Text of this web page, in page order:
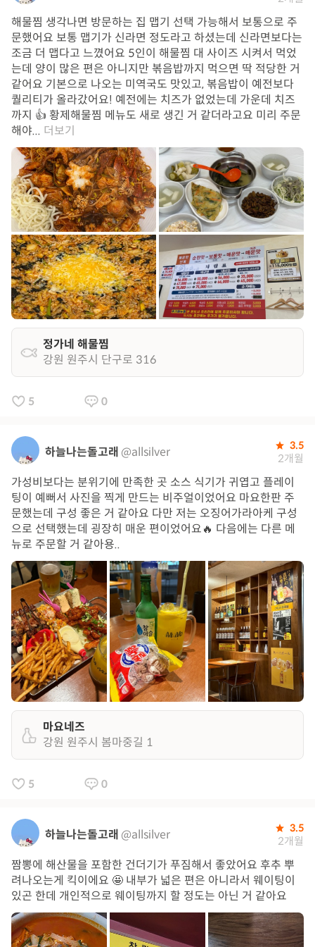
해물찜 생각나면 방문하는 집 맵기 선택 가능해서 보통으로 주
문했어요 보통 맵기가 신라면 정도라고 하셨는데 신라면보다는
조금 더 맵다고 느꼈어요 5인이 해물찜 대 사이즈 시켜서 먹었
는데 양이 많은 편은 아니지만 볶음밥까지 먹으면 딱 적당한 거
같어요 기본으로 나오는 미역국도 맛있고, 볶음밥이 예전보다
퀄리티가 올라갔어요! 예전에는 치즈가 없었는데 가운데 치즈
까지 👍 황제해물찜 메뉴도 새로 생긴 거 같더라고요 미리 주문
해야... 더보기
정가네 해물찜
강원 원주시 단구로 316
5 0
하늘나는돌고래 @allsilver 3.5
2개월
가성비보다는 분위기에 만족한 곳 소스 식기가 귀엽고 플레이
팅이 예뻐서 사진을 찍게 만드는 비주얼이었어요 마요한판 주
문했는데 구성 좋은 거 같아요 다만 저는 오징어가라아케 구성
으로 선택했는데 굉장히 매운 편이었어요🔥 다음에는 다른 메
뉴로 주문할 거 같아용..
마요네즈
강원 원주시 봄마중길 1
5 0
하늘나는돌고래 @allsilver 3.5
2개월
짬뽕에 해산물을 포함한 건더기가 푸짐해서 좋았어요 후추 뿌
려나오는게 킥이에요 🤩 내부가 넓은 편은 아니라서 웨이팅이
있곤 한데 개인적으로 웨이팅까지 할 정도는 아닌 거 같아요